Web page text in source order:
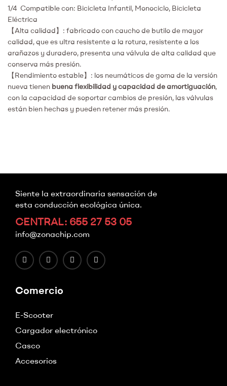
1/4 Compatible con: Bicicleta Infantil, Monociclo, Bicicleta
Eléctrica
【Alta calidad】: fabricado con caucho de butilo de mayor
calidad, que es ultra resistente a la rotura, resistente a los
arañazos y duradero, presenta una válvula de alta calidad que
conserva más presión.
【Rendimiento estable】: los neumáticos de goma de la versión
nueva tienen buena flexibilidad y capacidad de amortiguación,
con la capacidad de soportar cambios de presión, las válvulas
están bien hechas y pueden retener más presión.
Siente la extraordinaria sensación de
esta conducción ecológica única.
CENTRAL: 655 27 53 05
info@zonachip.com
Comercio
E-Scooter
Cargador electrónico
Casco
Accesorios